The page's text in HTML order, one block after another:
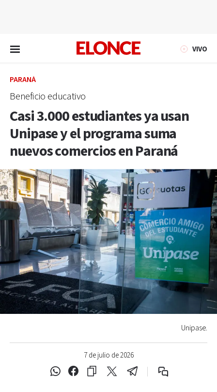
VIVO
PARANÁ
Beneficio educativo
Casi 3.000 estudiantes ya usan
Unipase y el programa suma
nuevos comercios en Paraná
7 de julio de 2026
Unipase.